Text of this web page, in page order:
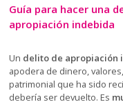
Guía para hacer una
apropiación indebida
Un delito de apropiación
apodera de dinero,
patrimonial que ha sido
debería ser devuelto. Es